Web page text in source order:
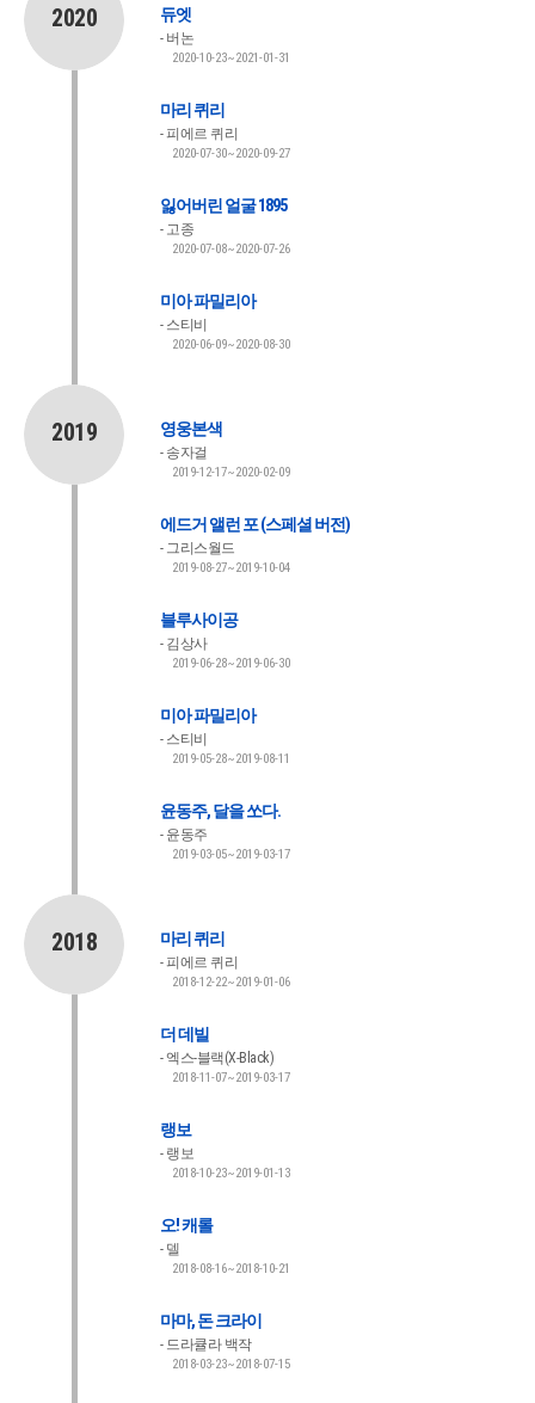
2020 듀엣
버논
2020-10-23~2021-01-31
마리 퀴리
피에르 퀴리
2020-07-30~2020-09-27
잃어버린 얼굴 1895
고종
2020-07-08~2020-07-26
미아 파밀리아
스티비
2020-06-09~2020-08-30
2019 영웅본색
송자걸
2019-12-17~2020-02-09
에드거 앨런 포 (스페셜 버전)
그리스월드
2019-08-27~2019-10-04
블루사이공
김상사
2019-06-28~2019-06-30
미아 파밀리아
스티비
2019-05-28~2019-08-11
윤동주, 달을 쏘다.
윤동주
2019-03-05~2019-03-17
2018 마리 퀴리
피에르 퀴리
2018-12-22~2019-01-06
더 데빌
엑스-블랙(X-Black)
2018-11-07~2019-03-17
랭보
랭보
2018-10-23~2019-01-13
오! 캐롤
델
2018-08-16~2018-10-21
마마, 돈 크라이
드라큘라 백작
2018-03-23~2018-07-15